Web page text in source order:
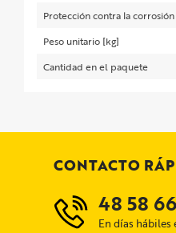
Protección contra la corrosión
Peso unitario [kg]
Cantidad en el paquete
CONTACTO
48 58
En días